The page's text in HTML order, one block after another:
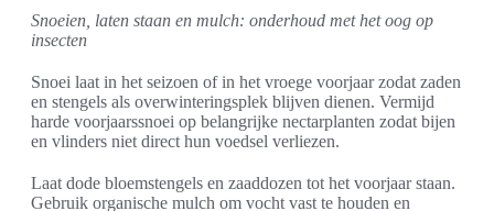
Snoeien, laten staan en mulch: onderhoud met het oog op
insecten
Snoei laat in het seizoen of in het vroege voorjaar zodat zaden
en stengels als overwinteringsplek blijven dienen. Vermijd
harde voorjaarssnoei op belangrijke nectarplanten zodat bijen
en vlinders niet direct hun voedsel verliezen.
Laat dode bloemstengels en zaaddozen tot het voorjaar staan.
Gebruik organische mulch om vocht vast te houden en